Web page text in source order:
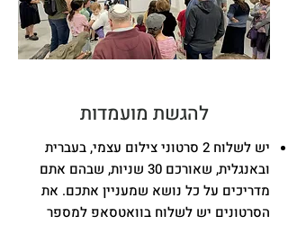
להגשת מועמדות
יש לשלוח 2 סרטוני צילום עצמי, בעברית
ובאנגלית, שאורכם 30 שניות, שבהם אתם
מדריכים על כל נושא שמעניין אתכם. את
הסרטונים יש לשלוח בוואטסאפ למספר